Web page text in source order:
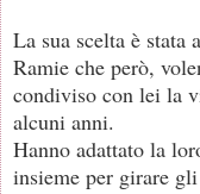
La sua scelta è
Ramie che però,
condiviso con lei la
alcuni anni.
Hanno adattato la
insieme per girare